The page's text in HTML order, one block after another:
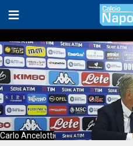
Carlo Ancelotti